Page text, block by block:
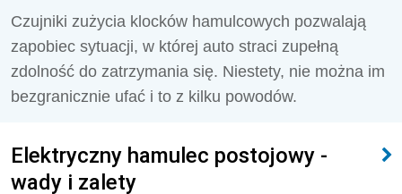
Czujniki zużycia klocków hamulcowych pozwalają
zapobiec sytuacji, w której auto straci zupełną
zdolność do zatrzymania się. Niestety, nie można im
bezgranicznie ufać i to z kilku powodów.
Elektryczny hamulec postojowy -
wady i zalety